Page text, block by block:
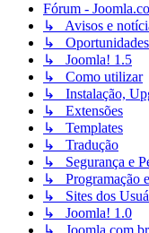
Fórum -
↳ Avisos e
↳ Oportunidades
↳ Joomla! 1.5
↳ Como utilizar
↳ Instalação,
↳ Extensões
↳ Templates
↳ Tradução
↳ Segurança e
↳ Programação
↳ Sites dos
↳ Joomla! 1.0